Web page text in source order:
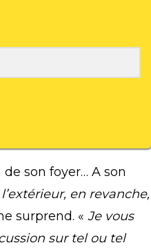
de son foyer… A son
en revanche,
surprend. « Je vous
sur tel ou tel